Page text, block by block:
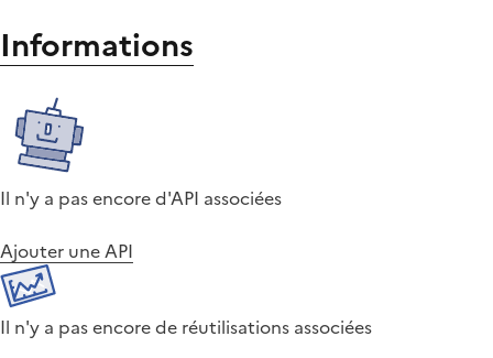
Informations
Il n'y a pas encore d'API associées
Ajouter une API
Il n'y a pas encore de réutilisations associées